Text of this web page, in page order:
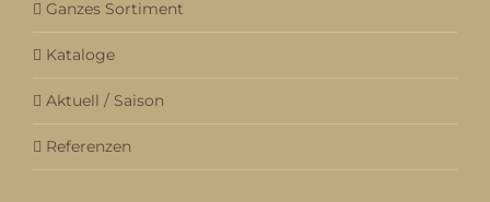
Ganzes Sortiment
Kataloge
Aktuell / Saison
Referenzen